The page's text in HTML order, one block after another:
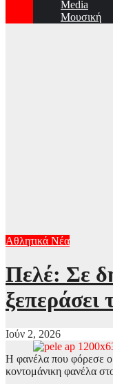
Media
Μουσική
Αθλητικά Νέα
Πελέ: Σε
ξεπεράσει
Ιούν 2, 2026
Η φανέλα που φόρεσε ο
κοντομάνικη φανέλα